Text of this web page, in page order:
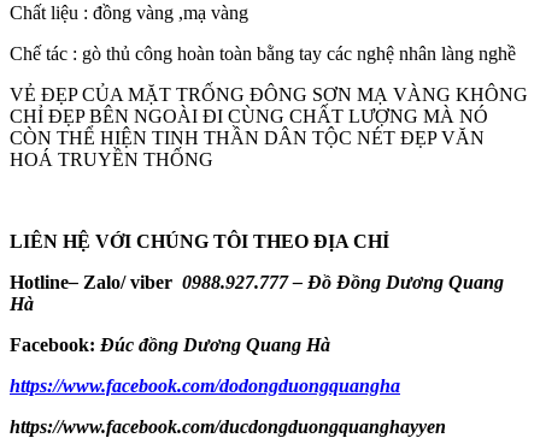
Chất liệu : đồng vàng ,mạ vàng
Chế tác : gò thủ công hoàn toàn bằng tay các nghệ nhân làng nghề
VẺ ĐẸP CỦA MẶT TRỐNG ĐÔNG SƠN MẠ VÀNG KHÔNG
CHỈ ĐẸP BÊN NGOÀI ĐI CÙNG CHẤT LƯỢNG MÀ NÓ
CÒN THỂ HIỆN TINH THẦN DÂN TỘC NÉT ĐẸP VĂN
HOÁ TRUYỀN THỐNG
LIÊN HỆ VỚI CHÚNG TÔI THEO ĐỊA CHỈ
Hotline– Zalo/ viber 0988.927.777 – Đồ Đồng Dương Quang
Hà
Facebook: Đúc đồng Dương Quang Hà
https://www.facebook.com/dodongduongquangha
https://www.facebook.com/ducdongduongquanghayyen